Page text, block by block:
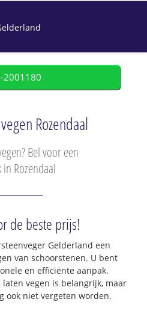
2001180
Rozendaal
Bel voor een
Rozendaal
de beste prijs!
Gelderland een
van schoorstenen. U bent
en efficiënte aanpak.
vegen is belangrijk, maar
ook niet vergeten worden.